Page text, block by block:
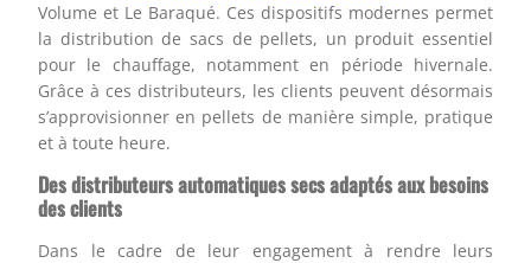
Volume et Le Baraqué. Ces dispositifs modernes permet
la distribution de sacs de pellets, un produit essentiel
pour le chauffage, notamment en période hivernale.
Grâce à ces distributeurs, les clients peuvent désormais
s’approvisionner en pellets de manière simple, pratique
et à toute heure.
Des distributeurs automatiques secs adaptés aux besoins
des clients
Dans le cadre de leur engagement à rendre leurs